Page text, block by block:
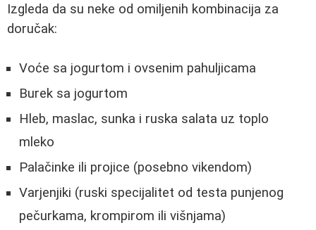
Izgleda da su neke od omiljenih kombinacija za
doručak:
Voće sa jogurtom i ovsenim pahuljicama
Burek sa jogurtom
Hleb, maslac, sunka i ruska salata uz toplo
mleko
Palačinke ili projice (posebno vikendom)
Varjenjiki (ruski specijalitet od testa punjenog
pečurkama, krompirom ili višnjama)